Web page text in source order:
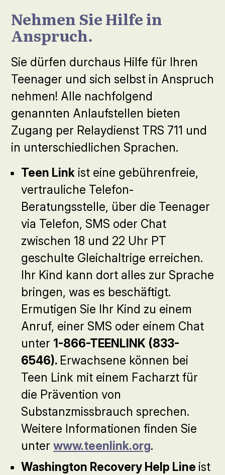
Nehmen Sie Hilfe in
Anspruch.
Sie dürfen durchaus Hilfe für Ihren
Teenager und sich selbst in Anspruch
nehmen! Alle nachfolgend
genannten Anlaufstellen bieten
Zugang per Relaydienst TRS 711 und
in unterschiedlichen Sprachen.
Teen Link ist eine gebührenfreie,
vertrauliche Telefon-
Beratungsstelle, über die Teenager
via Telefon, SMS oder Chat
zwischen 18 und 22 Uhr PT
geschulte Gleichaltrige erreichen.
Ihr Kind kann dort alles zur Sprache
bringen, was es beschäftigt.
Ermutigen Sie Ihr Kind zu einem
Anruf, einer SMS oder einem Chat
unter 1-866-TEENLINK (833-
6546). Erwachsene können bei
Teen Link mit einem Facharzt für
die Prävention von
Substanzmissbrauch sprechen.
Weitere Informationen finden Sie
unter www.teenlink.org.
Washington Recovery Help Line ist